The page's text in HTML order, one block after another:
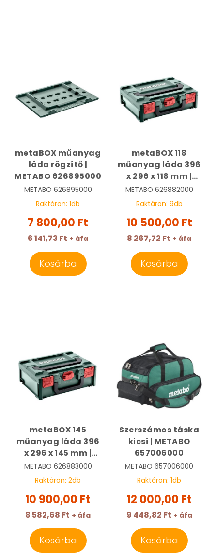
metaBOX műanyag
láda rögzítő |
METABO 626895000
METABO 626895000
Raktáron: 1db
7 800,00 Ft
6 141,73 Ft + áfa
Kosárba
metaBOX 118
műanyag láda 396
x 296 x 118 mm |
METABO 626882000
METABO 626882000
Raktáron: 9db
10 500,00 Ft
8 267,72 Ft + áfa
Kosárba
metaBOX 145
műanyag láda 396
x 296 x 145 mm |
METABO 626883000
METABO 626883000
Raktáron: 2db
10 900,00 Ft
8 582,68 Ft + áfa
Kosárba
Szerszámos táska
kicsi | METABO
657006000
METABO 657006000
Raktáron: 1db
12 000,00 Ft
9 448,82 Ft + áfa
Kosárba